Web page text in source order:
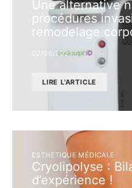
Une alternative
procédures
remodelage
02/06/2021
LIRE L'ARTICLE
ESTHÉTIQUE MÉDICALE
Cryolipolyse :
d’expérience !